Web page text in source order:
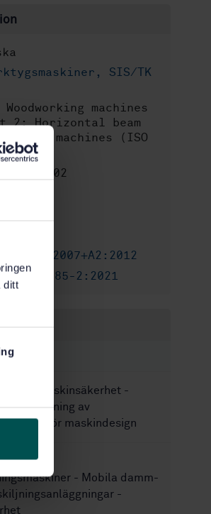
ditt
SIS/TK
Woodworking machines
Horizontal beam
machines (ISO
8028302
13:2007+A2:2012
ISO 19085-2:2021
Maskinsäkerhet -
tillämpning av
för maskindesign
- Mobila damm-
-